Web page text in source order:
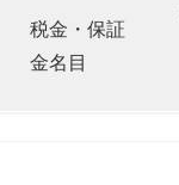
税金・保証
金名目